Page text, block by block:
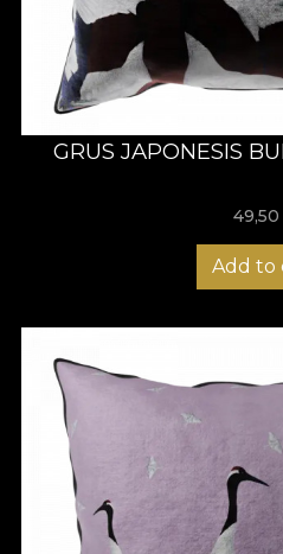
GRUS JAPONESIS
49,50
Add to